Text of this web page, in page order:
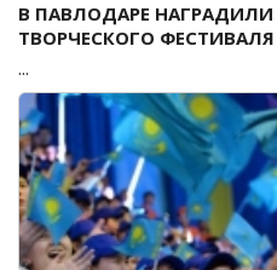
В ПАВЛОДАРЕ
ТВОРЧЕСКОГО ФЕСТИВАЛЯ
...